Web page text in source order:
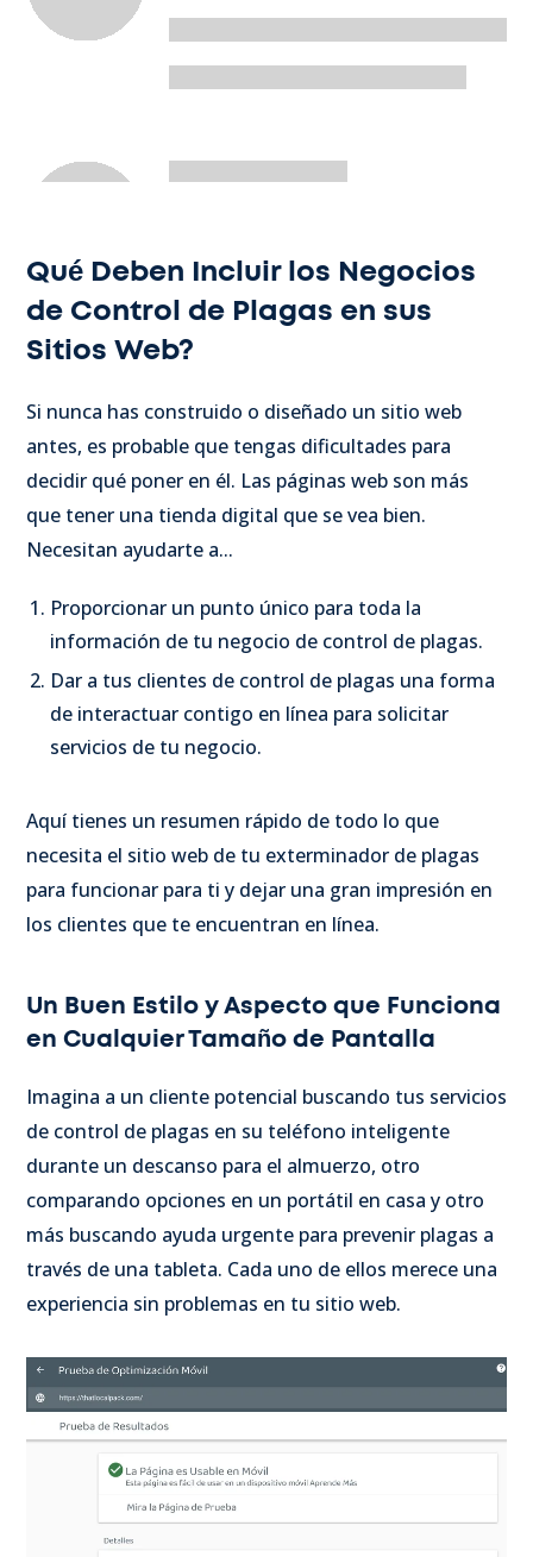
Qué Deben Incluir los Negocios
de Control de Plagas en sus
Sitios Web?
Si nunca has construido o diseñado un sitio web
antes, es probable que tengas dificultades para
decidir qué poner en él. Las páginas web son más
que tener una tienda digital que se vea bien.
Necesitan ayudarte a...
Proporcionar un punto único para toda la
información de tu negocio de control de plagas.
Dar a tus clientes de control de plagas una forma
de interactuar contigo en línea para solicitar
servicios de tu negocio.
Aquí tienes un resumen rápido de todo lo que
necesita el sitio web de tu exterminador de plagas
para funcionar para ti y dejar una gran impresión en
los clientes que te encuentran en línea.
Un Buen Estilo y Aspecto que Funciona
en Cualquier Tamaño de Pantalla
Imagina a un cliente potencial buscando tus servicios
de control de plagas en su teléfono inteligente
durante un descanso para el almuerzo, otro
comparando opciones en un portátil en casa y otro
más buscando ayuda urgente para prevenir plagas a
través de una tableta. Cada uno de ellos merece una
experiencia sin problemas en tu sitio web.